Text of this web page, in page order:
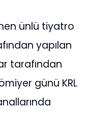
ünlü tiyatro
yapılan
tarafından
günü KRL